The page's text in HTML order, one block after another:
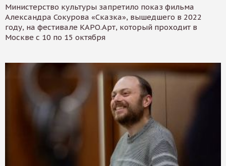
Министерство культуры запретило показ фильма
Александра Сокурова «Сказка», вышедшего в 2022
году, на фестивале КАРО.Арт, который проходит в
Москве с 10 по 15 октября